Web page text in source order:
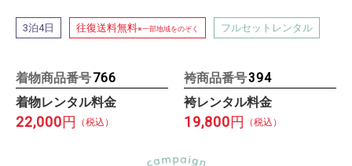
3泊4日 往復送料無料※一部地域をのぞく フルセットレンタル
着物商品番号766
着物レンタル料金
22,000円 （税込）
袴商品番号394
袴レンタル料金
19,800円 （税込）